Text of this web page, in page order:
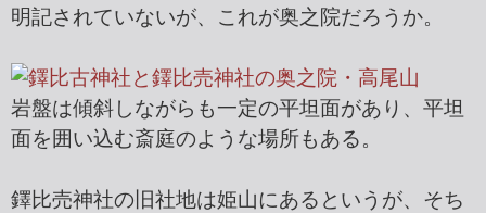
明記されていないが、これが奥之院だろうか。
岩盤は傾斜しながらも一定の平坦面があり、平坦
面を囲い込む斎庭のような場所もある。
鐸比売神社の旧社地は姫山にあるというが、そち